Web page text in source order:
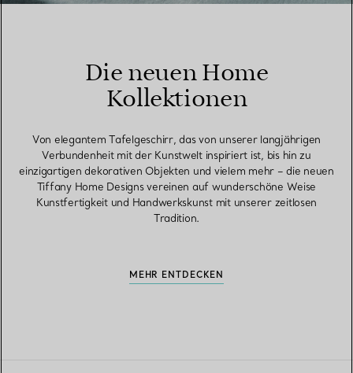
Die neuen Home
Kollektionen
Von elegantem Tafelgeschirr, das von unserer langjährigen
Verbundenheit mit der Kunstwelt inspiriert ist, bis hin zu
einzigartigen dekorativen Objekten und vielem mehr – die neuen
Tiffany Home Designs vereinen auf wunderschöne Weise
Kunstfertigkeit und Handwerkskunst mit unserer zeitlosen
Tradition.
MEHR ENTDECKEN